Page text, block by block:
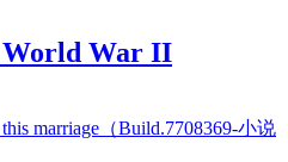
War II